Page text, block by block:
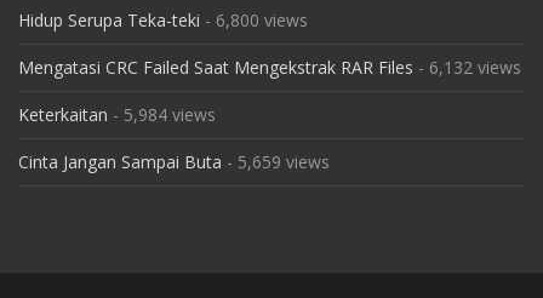
Hidup Serupa Teka-teki - 6,800 views
Mengatasi CRC Failed Saat Mengekstrak RAR Files - 6,132 views
Keterkaitan - 5,984 views
Cinta Jangan Sampai Buta - 5,659 views